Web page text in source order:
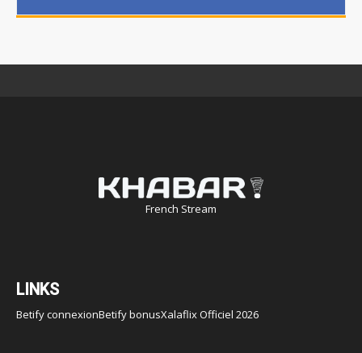
French Stream
LINKS
Betify connexionBetify bonusXalaflix Officiel 2026